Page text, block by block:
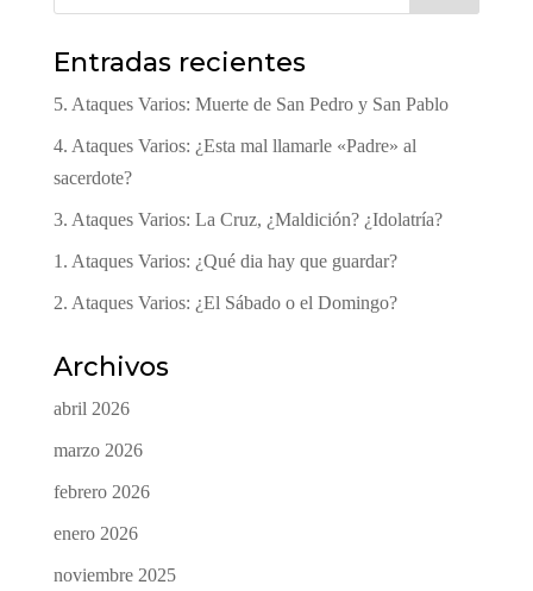
Entradas recientes
5. Ataques Varios: Muerte de San Pedro y San Pablo
4. Ataques Varios: ¿Esta mal llamarle «Padre» al
sacerdote?
3. Ataques Varios: La Cruz, ¿Maldición? ¿Idolatría?
1. Ataques Varios: ¿Qué dia hay que guardar?
2. Ataques Varios: ¿El Sábado o el Domingo?
Archivos
abril 2026
marzo 2026
febrero 2026
enero 2026
noviembre 2025